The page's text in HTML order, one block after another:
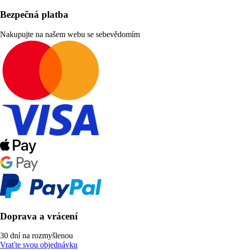
Bezpečná platba
Nakupujte na našem webu se sebevědomím
Doprava a vrácení
30 dní na rozmyšlenou
Vraťte svou objednávku